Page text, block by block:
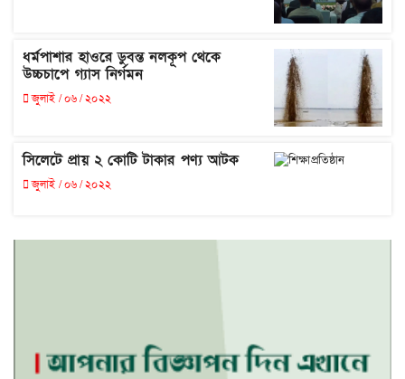
ধর্মপাশার হাওরে ডুবন্ত নলকূপ থেকে
উচ্চচাপে গ্যাস নির্গমন
জুলাই / ০৬ / ২০২২
সিলেটে প্রায় ২ কোটি টাকার পণ্য আটক
জুলাই / ০৬ / ২০২২